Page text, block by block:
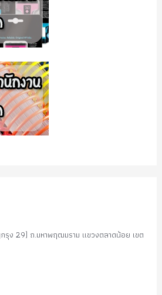
รุง 29) ถ.มหาพฤฒมราม แขวงตลาดน้อย เขต